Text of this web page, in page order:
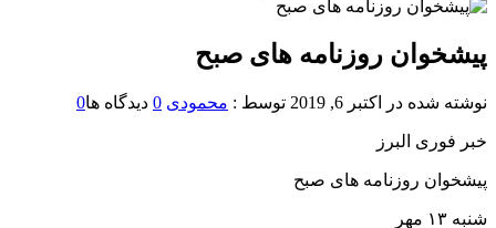
پیشخوان روزنامه های صبح
نوشته شده در اکتبر 6, 2019 توسط : محمودی 0 دیدگاه ها0
خبر فوری البرز
پیشخوان روزنامه های صبح
شنبه ۱۳ مهر